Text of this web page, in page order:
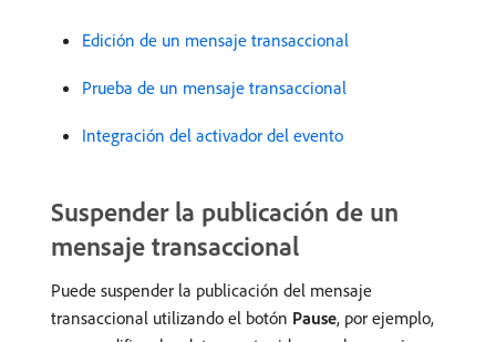
Edición de un mensaje transaccional
Prueba de un mensaje transaccional
Integración del activador del evento
Suspender la publicación de un
mensaje transaccional
Puede suspender la publicación del mensaje
transaccional utilizando el botón Pause, por ejemplo,